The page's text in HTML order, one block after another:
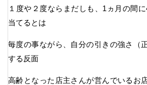
１度や２度ならまだしも、1ヵ月の間
当てるとは
毎度の事ながら、自分の引きの強さ（
する反面
高齢となった店主さんが営んでいるお